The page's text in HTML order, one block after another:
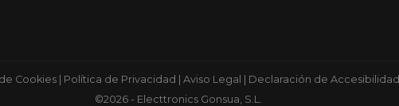
Cookies| Política de Privacidad Aviso Legal
Declaración de Accesibilidad
©2026 - Electtronics Gonsua, S.L.